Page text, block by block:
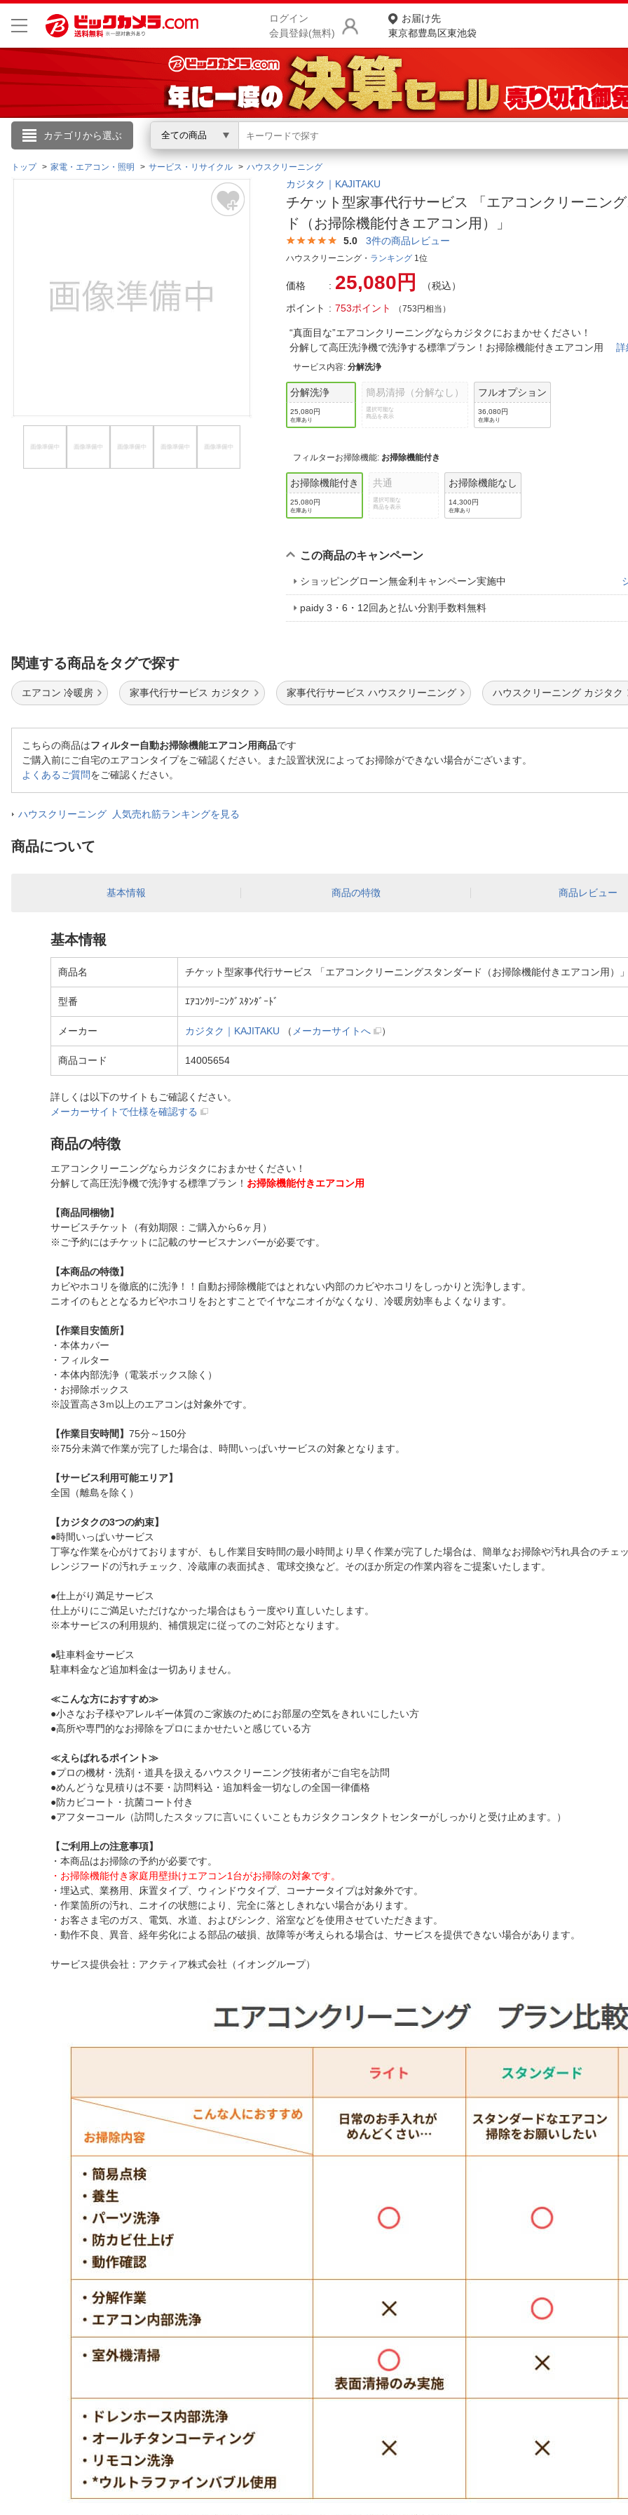
ログイン
会員登録(無料)
お届け先
東京都豊島区東池袋
カテゴリから選ぶ 全ての商品
こんにちは
ログイン
閲覧履歴
商品をさがす
ランキングからさがす
カテゴリ一覧からさがす
お客様サポート
ご利用ガイド
ご利用規約
トップ 家電・エアコン・照明 サービス・リサイクル ハウスクリーニング
カジタク｜KAJITAKU
チケット型家事代行サービス 「エアコンクリーニン
ド（お掃除機能付きエアコン用）」
5.0 3件の商品レビュー
ハウスクリーニング・ ランキング 1位
価格 25,080円
（税込）
ポイント
753ポイント （753円相当）
“真面目な”エアコンクリーニングならカジタクにおまかせください！
分解して高圧洗浄機で洗浄する標準プラン！お掃除機能付きエアコン用詳
サービス内容:分解洗浄
分解洗浄
25,080円
在庫あり
簡易清掃（分解なし）
選択可能な
商品を表示
フルオプション
36,080円
在庫あり
フィルターお掃除機能: お掃除機能付き
お掃除機能付き
25,080円
在庫あり
共通
選択可能な
商品を表示
お掃除機能なし
14,300円
在庫あり
この商品のキャンペーン
ショッピングローン無金利キャンペーン実施中
paidy 3・6・12回あと払い分割手数料無料
関連する商品をタグで探す
エアコン 冷暖房 家事代行サービス カジタク 家事代行サービス ハウスクリーニング ハウスクリーニング カジタク
こちらの商品はフィルター自動お掃除機能エアコン用商品です
ご購入前にご自宅のエアコンタイプをご確認ください。また設置状況によってお掃除ができない場合がございます。
よくあるご質問をご確認ください。
ハウスクリーニング 人気売れ筋ランキングを見る
商品について
基本情報 商品の特徴 商品レビュー
基本情報
商品名 チケット型家事代行サービス 「エアコンクリーニングスタンダード（お掃除機能付きエアコン用）
型番 ｴｱｺﾝｸﾘｰﾆﾝｸﾞｽﾀﾝﾀﾞｰﾄﾞ
メーカー カジタク｜KAJITAKU （ メーカーサイトへ ）
商品コード 14005654
詳しくは以下のサイトもご確認ください。
メーカーサイトで仕様を確認する
商品の特徴
エアコンクリーニングならカジタクにおまかせください！
分解して高圧洗浄機で洗浄する標準プラン！ お掃除機能付きエアコン用
【商品同梱物】
サービスチケット（有効期限：ご購入から6ヶ月）
※ご予約にはチケットに記載のサービスナンバーが必要です。
【本商品の特徴】
カビやホコリを徹底的に洗浄！！自動お掃除機能ではとれない内部のカビやホコリをしっかりと洗浄します。
ニオイのもととなるカビやホコリをおとすことでイヤなニオイがなくなり、冷暖房効率もよくなります。
【作業目安箇所】
・本体カバー
・フィルター
・本体内部洗浄（電装ボックス除く）
・お掃除ボックス
※設置高さ3ｍ以上のエアコンは対象外です。
【作業目安時間】 75分～150分
※75分未満で作業が完了した場合は、時間いっぱいサービスの対象となります。
【サービス利用可能エリア】
全国（離島を除く）
【カジタクの3つの約束】
●時間いっぱいサービス
丁寧な作業を心がけておりますが、もし作業目安時間の最小時間より早く作業が完了した場合は、簡単なお掃除や汚れ具合のチェ
レンジフードの汚れチェック、冷蔵庫の表面拭き、電球交換など。そのほか所定の作業内容をご提案いたします。
●仕上がり満足サービス
仕上がりにご満足いただけなかった場合はもう一度やり直しいたします。
※本サービスの利用規約、補償規定に従ってのご対応となります。
●駐車料金サービス
駐車料金など追加料金は一切ありません。
≪こんな方におすすめ≫
●小さなお子様やアレルギー体質のご家族のためにお部屋の空気をきれいにしたい方
●高所や専門的なお掃除をプロにまかせたいと感じている方
≪えらばれるポイント≫
●プロの機材・洗剤・道具を扱えるハウスクリーニング技術者がご自宅を訪問
●めんどうな見積りは不要・訪問料込・追加料金一切なしの全国一律価格
●防カビコート・抗菌コート付き
●アフターコール（訪問したスタッフに言いにくいこともカジタクコンタクトセンターがしっかりと受け止めます。）
【ご利用上の注意事項】
・本商品はお掃除の予約が必要です。
・お掃除機能付き家庭用壁掛けエアコン1台がお掃除の対象です。
・埋込式、業務用、床置タイプ、ウィンドウタイプ、コーナータイプは対象外です。
・作業箇所の汚れ、ニオイの状態により、完全に落としきれない場合があります。
・お客さま宅のガス、電気、水道、およびシンク、浴室などを使用させていただきます。
・動作不良、異音、経年劣化による部品の破損、故障等が考えられる場合は、サービスを提供できない場合があります。
サービス提供会社：アクティア株式会社（イオングループ）